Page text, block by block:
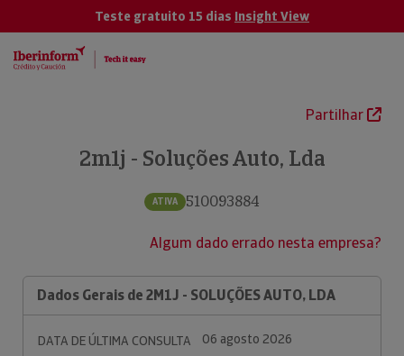
Teste gratuito 15 dias Insight View
Partilhar
2m1j - Soluções Auto, Lda
ATIVA 510093884
Algum dado errado nesta empresa?
Dados Gerais de 2M1J - SOLUÇÕES AUTO, LDA
DATA DE ÚLTIMA CONSULTA
06 agosto 2026